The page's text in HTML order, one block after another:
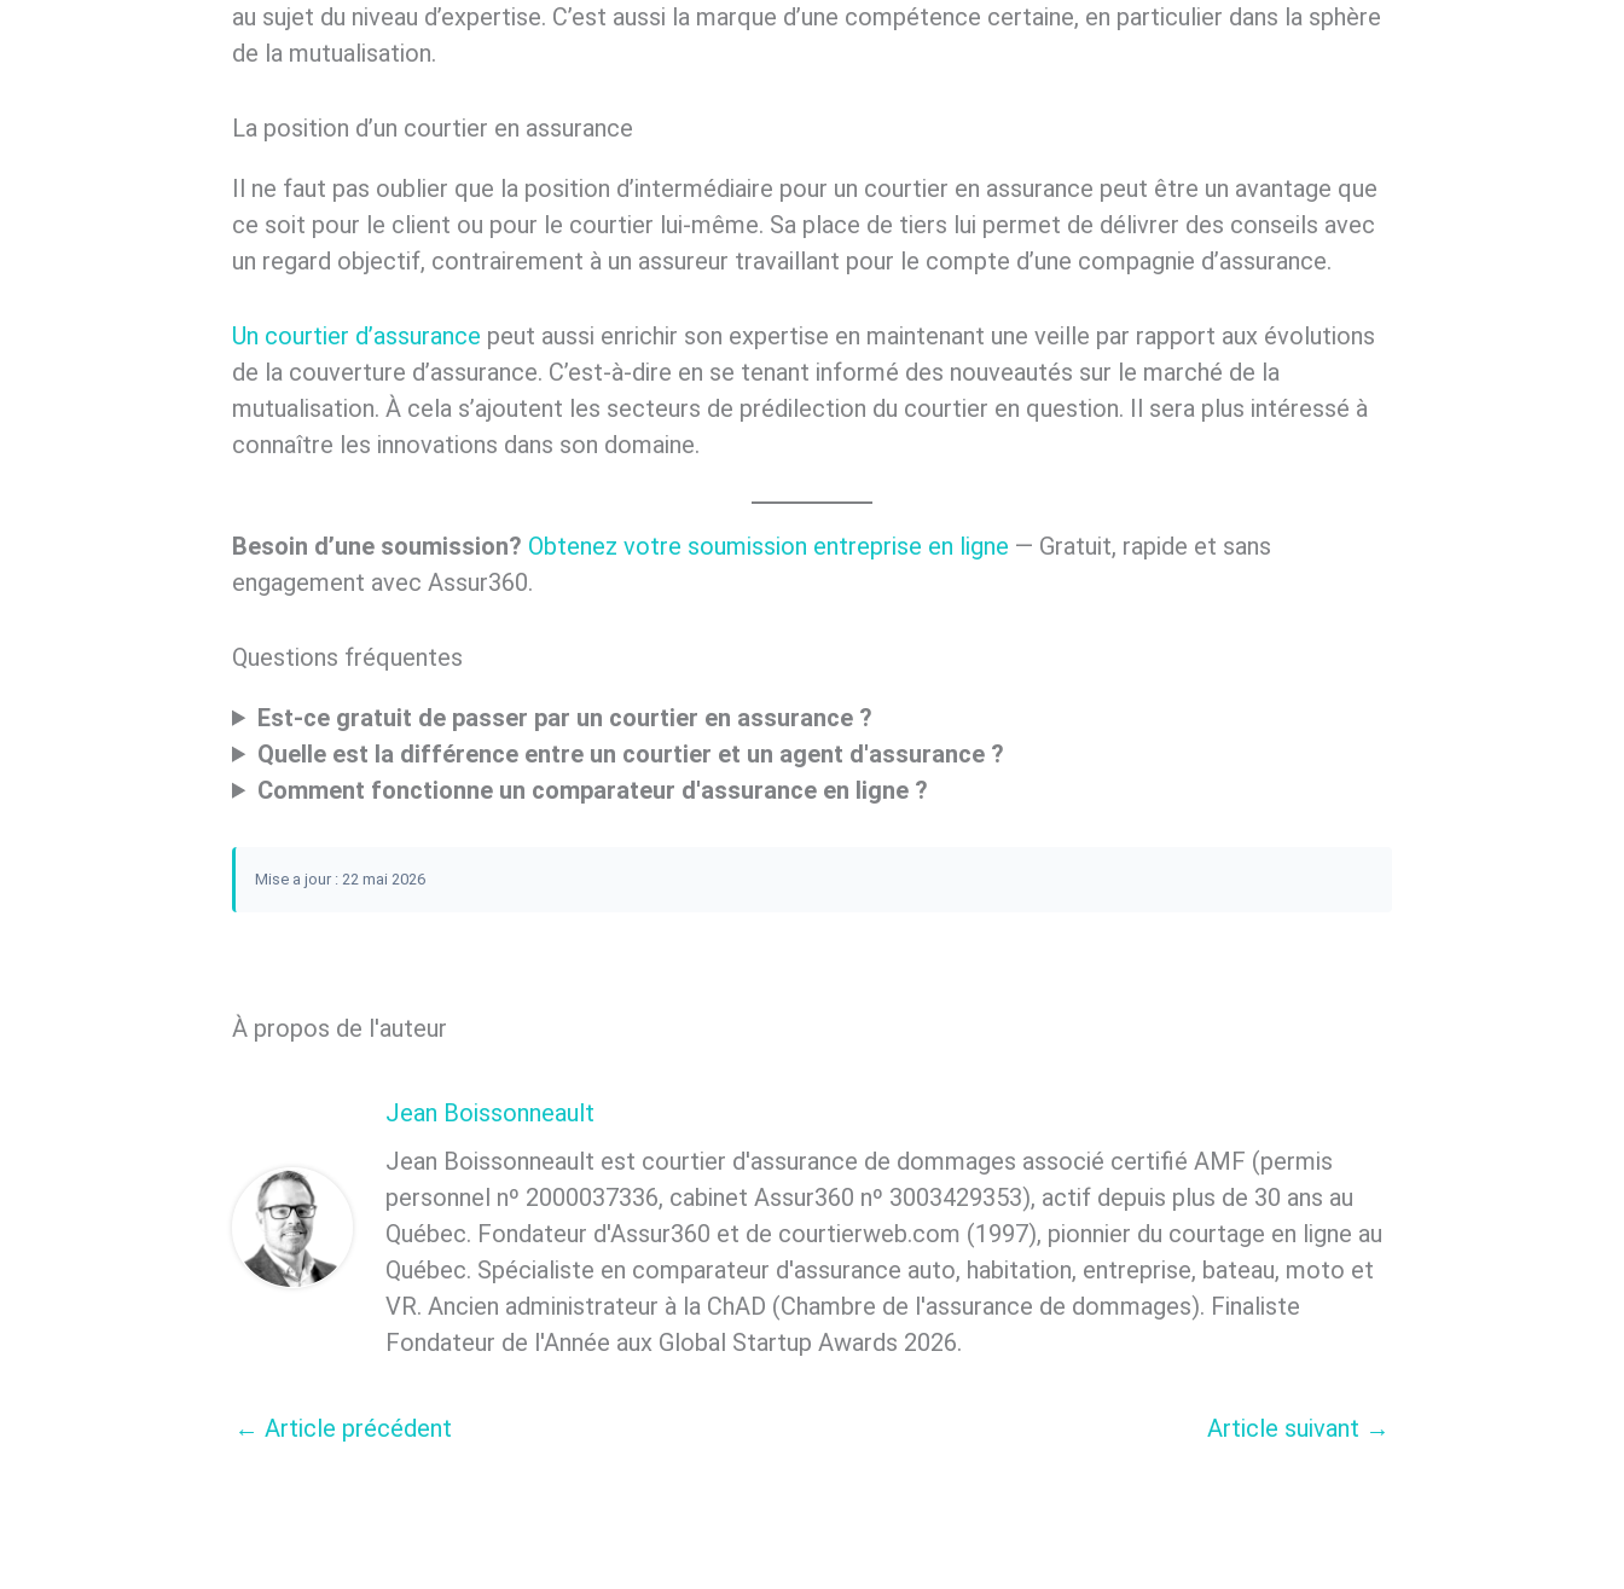
au sujet du niveau d’expertise. C’est aussi la marque d’une compétence certaine, en particulier dans la sphère
de la mutualisation.
La position d’un courtier en assurance
Il ne faut pas oublier que la position d’intermédiaire pour un courtier en assurance peut être un avantage que
ce soit pour le client ou pour le courtier lui-même. Sa place de tiers lui permet de délivrer des conseils avec
un regard objectif, contrairement à un assureur travaillant pour le compte d’une compagnie d’assurance.
Un courtier d’assurance peut aussi enrichir son expertise en maintenant une veille par rapport aux évolutions
de la couverture d’assurance. C’est-à-dire en se tenant informé des nouveautés sur le marché de la
mutualisation. À cela s’ajoutent les secteurs de prédilection du courtier en question. Il sera plus intéressé à
connaître les innovations dans son domaine.
Besoin d’une soumission? Obtenez votre soumission entreprise en ligne — Gratuit, rapide et sans
engagement avec Assur360.
Questions fréquentes
Est-ce gratuit de passer par un courtier en assurance ?
Quelle est la différence entre un courtier et un agent d'assurance ?
Comment fonctionne un comparateur d'assurance en ligne ?
Mise a jour : 22 mai 2026
À propos de l'auteur
Jean Boissonneault
Jean Boissonneault est courtier d'assurance de dommages associé certifié AMF (permis
personnel nº 2000037336, cabinet Assur360 nº 3003429353), actif depuis plus de 30 ans au
Québec. Fondateur d'Assur360 et de courtierweb.com (1997), pionnier du courtage en ligne au
Québec. Spécialiste en comparateur d'assurance auto, habitation, entreprise, bateau, moto et
VR. Ancien administrateur à la ChAD (Chambre de l'assurance de dommages). Finaliste
Fondateur de l'Année aux Global Startup Awards 2026.
← Article précédent Article suivant →